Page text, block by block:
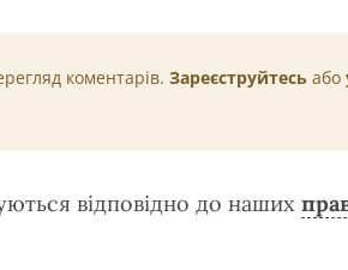
коментарів. Зареєструйтесь або
відповідно до наших